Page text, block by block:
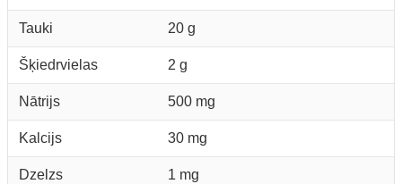
Tauki 20 g
Šķiedrvielas 2 g
Nātrijs 500 mg
Kalcijs 30 mg
Dzelzs 1 mg